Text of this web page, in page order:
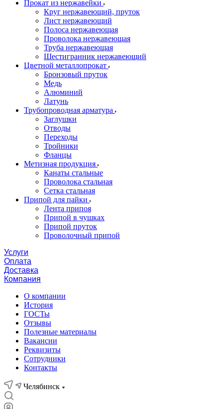
Прокат из нержавейки
Круг нержавеющий, пруток
Лист нержавеющий
Полоса нержавеющая
Проволока нержавеющая
Труба нержавеющая
Шестигранник нержавеющий
Цветной металлопрокат
Бронзовый пруток
Медь
Алюминий
Латунь
Трубопроводная арматура
Заглушки
Отводы
Переходы
Тройники
Фланцы
Метизная продукция
Канаты стальные
Проволока стальная
Сетка стальная
Припой для пайки
Лента припоя
Припой в чушках
Припой пруток
Проволочный припой
Услуги
Оплата
Доставка
Компания
О компании
История
ГОСТы
Отзывы
Полезные материалы
Вакансии
Реквизиты
Сотрудники
Контакты
Челябинск